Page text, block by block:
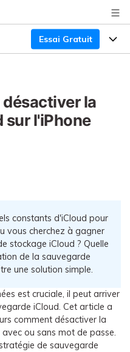
Essai Gratuit
la
sur l'iPhone
constants d'iCloud pour
vous cherchez à gagner
stockage iCloud ? Quelle
de la sauvegarde
une solution simple.
est cruciale, il peut arriver
iCloud. Cet article a
comment désactiver la
ou sans mot de passe.
de sauvegarde